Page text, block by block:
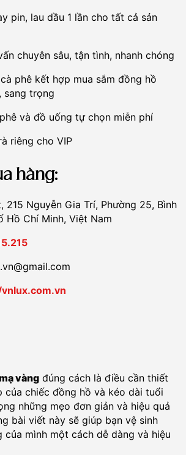
pin, lau dầu 1 lần cho tất cả sản
chuyên sâu, tận tình, nhanh chóng
phê kết hợp mua sắm đồng hồ
sang trọng
và đồ uống tự chọn miễn phí
trà riêng cho VIP
hàng:
215 Nguyễn Gia Trí, Phường 25, Bình
Hồ Chí Minh, Việt Nam
vàng đúng cách là điều cần thiết
của chiếc đồng hồ và kéo dài tuổi
những mẹo đơn giản và hiệu quả
bài viết này sẽ giúp bạn vệ sinh
của mình một cách dễ dàng và hiệu